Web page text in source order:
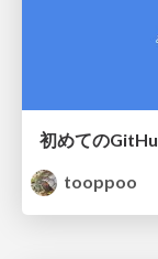
初めての
tooppoo